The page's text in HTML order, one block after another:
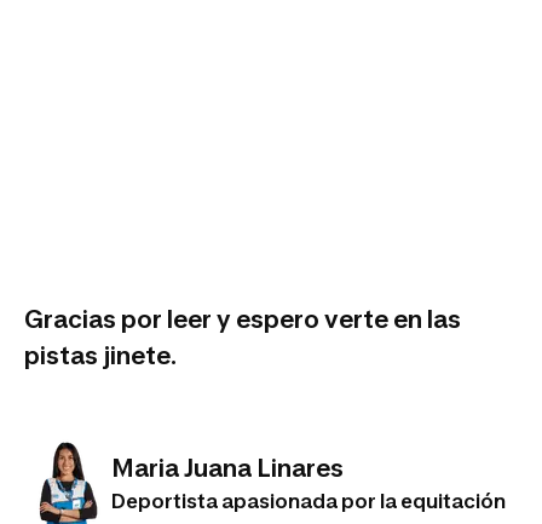
Gracias por leer y espero verte en las
pistas jinete.
Maria Juana Linares
Deportista apasionada por la equitación